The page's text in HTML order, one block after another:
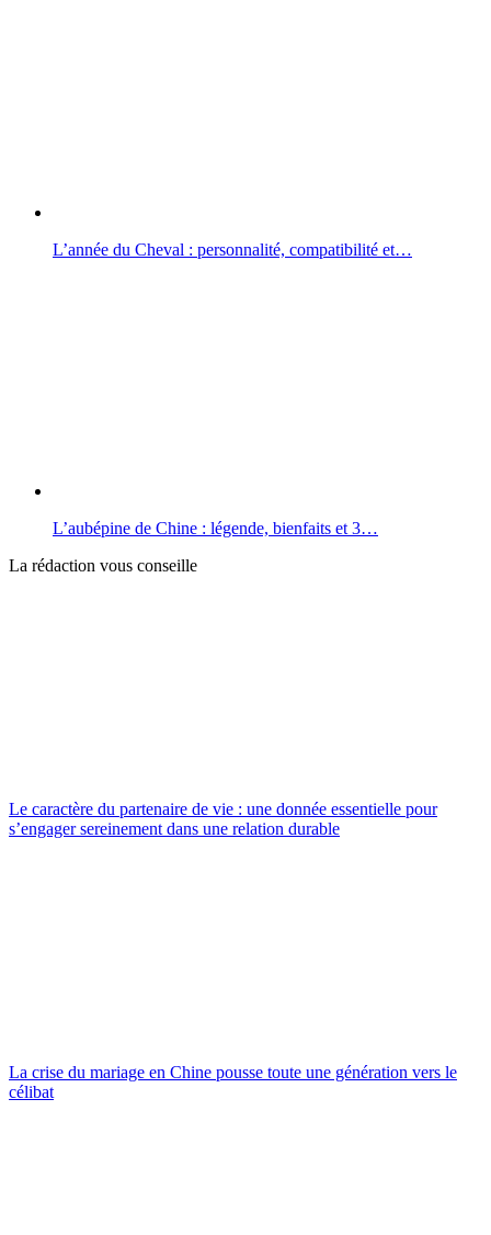
L’année du Cheval : personnalité, compatibilité et…
L’aubépine de Chine : légende, bienfaits et 3…
La rédaction vous conseille
Le caractère du partenaire de vie : une donnée essentielle pour
s’engager sereinement dans une relation durable
La crise du mariage en Chine pousse toute une génération vers le
célibat